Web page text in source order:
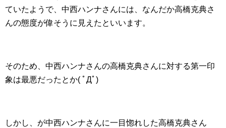
ていたようで、中西ハンナさんには、なんだか高橋克典さ
んの態度が偉そうに見えたといいます。
そのため、中西ハンナさんの高橋克典さんに対する第一印
象は最悪だったとか( ﾟДﾟ)
しかし、が中西ハンナさんに一目惚れした高橋克典さん